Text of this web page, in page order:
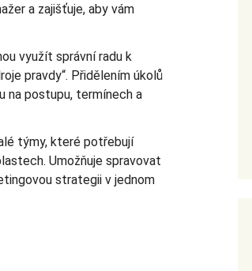
a zajišťuje, aby vám
využít správní radu k
pravdy“. Přidělením úkolů
na postupu, termínech a
týmy, které potřebují
Umožňuje spravovat
strategii v jednom